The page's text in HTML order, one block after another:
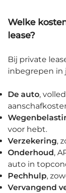
Welke
lease?
Bij private
inbegrepen in
De auto,
voor hebt.
Verzekering,
Onderhoud,
auto in
Pechhulp,
Vervangend